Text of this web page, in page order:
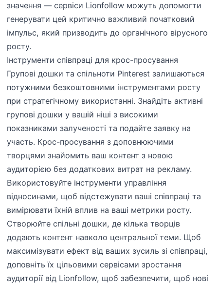
значення — сервіси Lionfollow можуть допомогти
генерувати цей критично важливий початковий
імпульс, який призводить до органічного вірусного
росту.
Інструменти співпраці для крос-просування
Групові дошки та спільноти Pinterest залишаються
потужними безкоштовними інструментами росту
при стратегічному використанні. Знайдіть активні
групові дошки у вашій ніші з високими
показниками залученості та подайте заявку на
участь. Крос-просування з доповнюючими
творцями знайомить ваш контент з новою
аудиторією без додаткових витрат на рекламу.
Використовуйте інструменти управління
відносинами, щоб відстежувати ваші співпраці та
вимірювати їхній вплив на ваші метрики росту.
Створюйте спільні дошки, де кілька творців
додають контент навколо центральної теми. Щоб
максимізувати ефект від ваших зусиль зі співпраці,
доповніть їх цільовими сервісами зростання
аудиторії від Lionfollow, щоб забезпечити, щоб нові